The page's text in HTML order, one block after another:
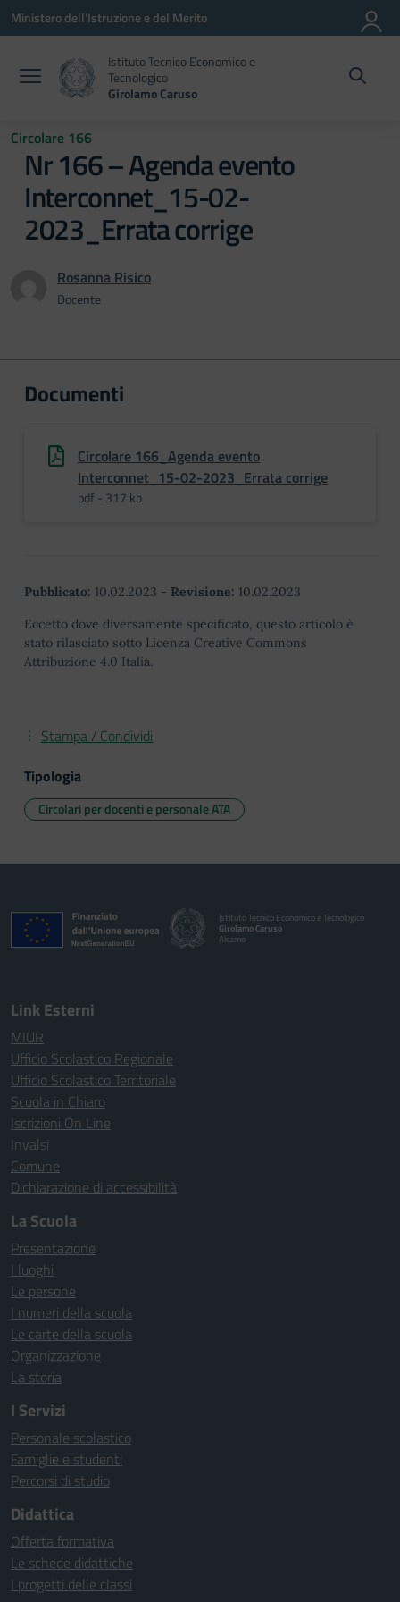
Vai ai contenuti
Vai al menu di navigazione
Vai al footer
Ministero dell'Istruzione e del Merito
Istituto Tecnico Economico e
Tecnologico
Girolamo Caruso
Circolare 166
Nr 166 – Agenda evento
Interconnet_15-02-
2023_Errata corrige
Rosanna Risico
Docente
Documenti
Circolare 166_Agenda evento
Interconnet_15-02-2023_Errata corrige
pdf - 317 kb
Pubblicato: 10.02.2023 - Revisione: 10.02.2023
Eccetto dove diversamente specificato, questo articolo è
stato rilasciato sotto Licenza Creative Commons
Attribuzione 4.0 Italia.
Stampa / Condividi
Tipologia
Circolari per docenti e personale ATA
Istituto Tecnico Economico e Tecnologico
Girolamo Caruso
Alcamo
Link Esterni
MIUR
Ufficio Scolastico Regionale
Ufficio Scolastico Territoriale
Scuola in Chiaro
Iscrizioni On Line
Invalsi
Comune
Dichiarazione di accessibilità
La Scuola
Presentazione
I luoghi
Le persone
I numeri della scuola
Le carte della scuola
Organizzazione
La storia
I Servizi
Personale scolastico
Famiglie e studenti
Percorsi di studio
Didattica
Offerta formativa
Le schede didattiche
I progetti delle classi